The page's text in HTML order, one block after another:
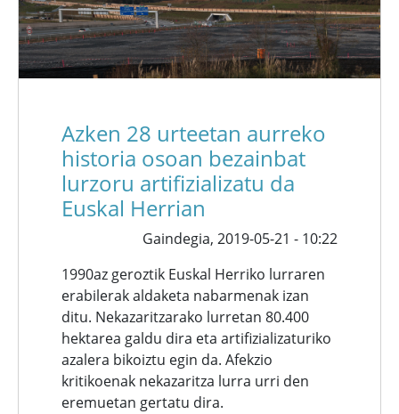
Azken 28 urteetan aurreko
historia osoan bezainbat
lurzoru artifizializatu da
Euskal Herrian
Gaindegia, 2019-05-21 - 10:22
1990az geroztik Euskal Herriko lurraren
erabilerak aldaketa nabarmenak izan
ditu. Nekazaritzarako lurretan 80.400
hektarea galdu dira eta artifizializaturiko
azalera bikoiztu egin da. Afekzio
kritikoenak nekazaritza lurra urri den
eremuetan gertatu dira.